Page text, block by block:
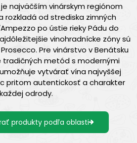
najväčším vinárskym regiónom
rozkladá od strediska zimných
po ústie rieky Pádu do
vinohradnícke zóny sú
Pre vinárstvo v Benátsku
tradičných metód s modernými
vytvárať vína najvyššej
pritom autentickosť a charakter
každej odrody.
produkty podľa oblasti